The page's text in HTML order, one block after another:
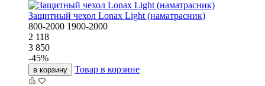
Защитный чехол Lonax Light (наматрасник)
800-2000 1900-2000
2 118
3 850
-45%
в корзину Товар в корзине